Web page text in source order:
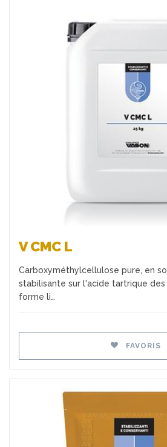
V CMC L
Carboxyméthylcellulose pure, en
stabilisante sur l'acide tartrique des
forme li…
FAVORIS